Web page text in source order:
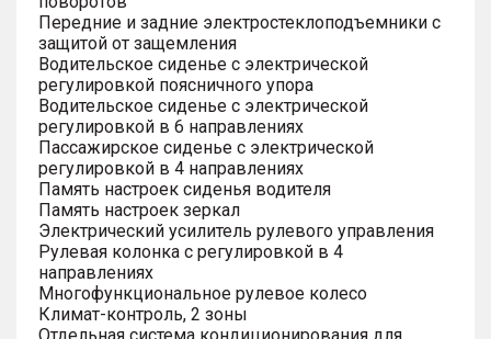
Передние и задние электростеклоподъемники с
защитой от защемления
Водительское сиденье с электрической
регулировкой поясничного упора
Водительское сиденье с электрической
регулировкой в 6 направлениях
Пассажирское сиденье с электрической
регулировкой в 4 направлениях
Память настроек сиденья водителя
Память настроек зеркал
Электрический усилитель рулевого управления
Рулевая колонка с регулировкой в 4
направлениях
Многофункциональное рулевое колесо
Климат-контроль, 2 зоны
Отдельная система кондиционирования для